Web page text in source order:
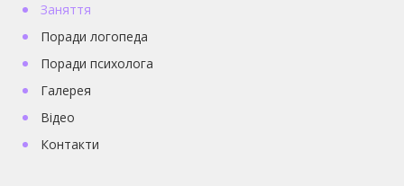
Заняття
Поради логопеда
Поради психолога
Галерея
Відео
Контакти